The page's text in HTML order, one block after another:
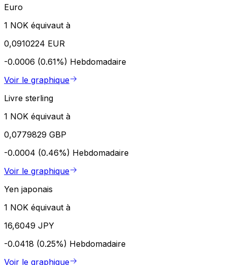
Euro
1 NOK équivaut à
0,0910224 EUR
-0.0006 (0.61%) Hebdomadaire
Voir le graphique
Livre sterling
1 NOK équivaut à
0,0779829 GBP
-0.0004 (0.46%) Hebdomadaire
Voir le graphique
Yen japonais
1 NOK équivaut à
16,6049 JPY
-0.0418 (0.25%) Hebdomadaire
Voir le graphique